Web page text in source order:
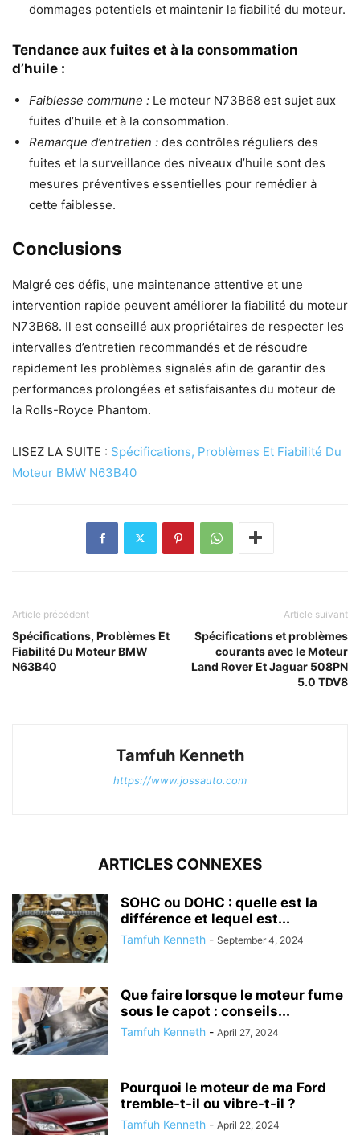
dommages potentiels et maintenir la fiabilité du moteur.
Tendance aux fuites et à la consommation
d’huile :
Faiblesse commune : Le moteur N73B68 est sujet aux
fuites d’huile et à la consommation.
Remarque d’entretien : des contrôles réguliers des
fuites et la surveillance des niveaux d’huile sont des
mesures préventives essentielles pour remédier à
cette faiblesse.
Conclusions
Malgré ces défis, une maintenance attentive et une
intervention rapide peuvent améliorer la fiabilité du moteur
N73B68. Il est conseillé aux propriétaires de respecter les
intervalles d’entretien recommandés et de résoudre
rapidement les problèmes signalés afin de garantir des
performances prolongées et satisfaisantes du moteur de
la Rolls-Royce Phantom.
LISEZ LA SUITE : Spécifications, Problèmes Et Fiabilité Du
Moteur BMW N63B40
Article précédent
Spécifications, Problèmes Et
Fiabilité Du Moteur BMW
N63B40
Article suivant
Spécifications et problèmes
courants avec le Moteur
Land Rover Et Jaguar 508PN
5.0 TDV8
Tamfuh Kenneth
https://www.jossauto.com
ARTICLES CONNEXES
SOHC ou DOHC : quelle est la
différence et lequel est...
Tamfuh Kenneth - September 4, 2024
Que faire lorsque le moteur fume
sous le capot : conseils...
Tamfuh Kenneth - April 27, 2024
Pourquoi le moteur de ma Ford
tremble-t-il ou vibre-t-il ?
Tamfuh Kenneth - April 22, 2024